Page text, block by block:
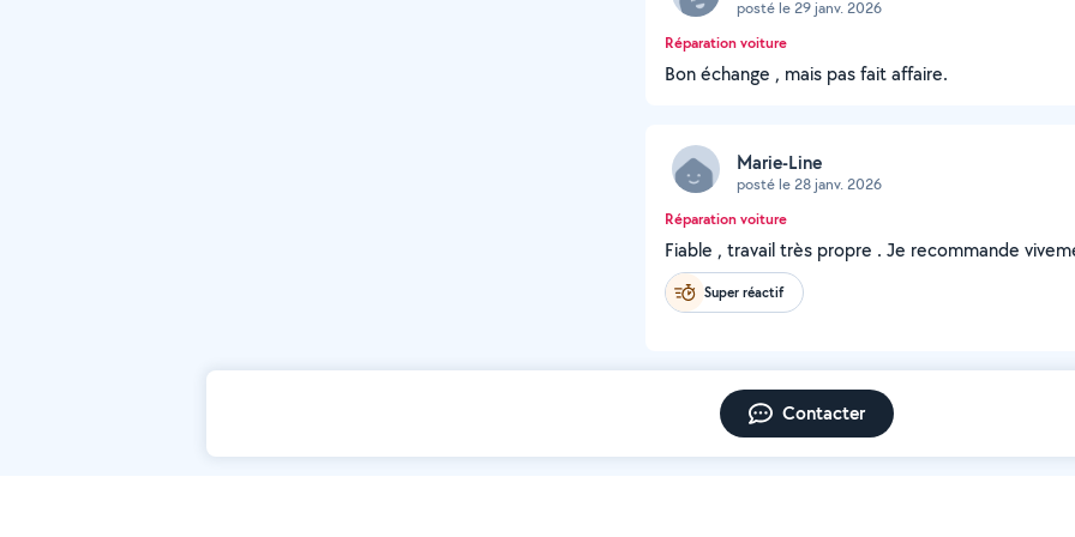
posté le 29 janv. 2026
Réparation voiture
Bon échange , mais pas fait affaire.
Marie-Line
posté le 28 janv. 2026
Réparation voiture
Fiable , travail très propre . Je recommande
Super réactif
Contacter